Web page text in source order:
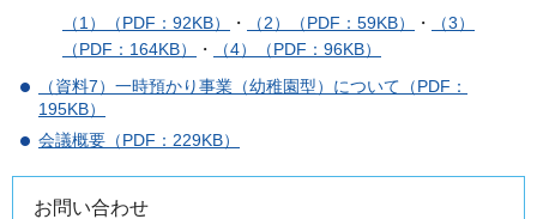
（1）（PDF：92KB） ・ （2）（PDF：59KB） ・
（3）
（PDF：164KB）
・
（4）（PDF：96KB）
（資料7）一時預かり事業（幼稚園型）について（PDF：
195KB）
会議概要（PDF：229KB）
お問い合わせ